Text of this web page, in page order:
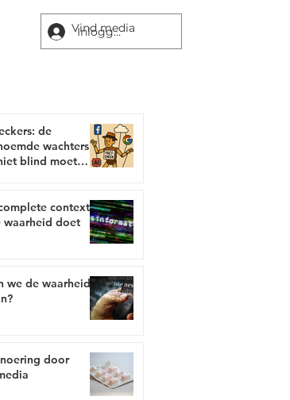
Inloggen
de
wachters
blind moet
context
waarheid doet
we de waarheid
door